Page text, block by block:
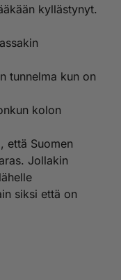
kyllästynyt.
tunnelma kun on
kolon
että Suomen
Jollakin
siksi että on